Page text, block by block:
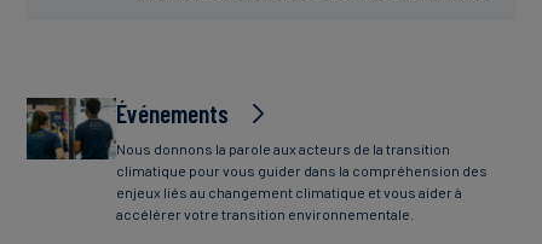
Événements
Nous donnons la parole aux acteurs de la transition
climatique pour vous guider dans la compréhension des
enjeux liés au changement climatique et vous aider à
accélérer votre transition environnementale.